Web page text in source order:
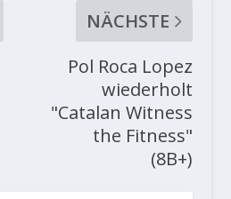
NÄCHSTE
Pol Roca Lopez
wiederholt
"Catalan Witness
the Fitness"
(8B+)